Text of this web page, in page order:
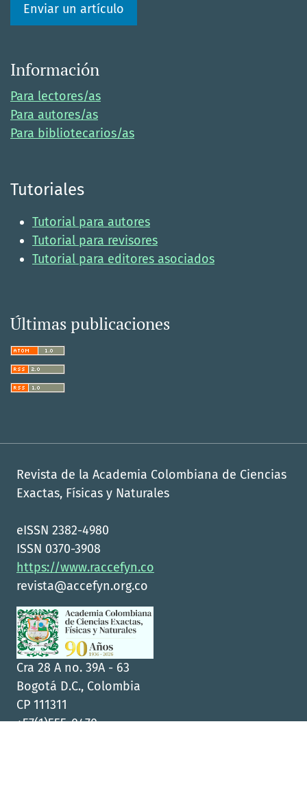
Enviar un artículo
Información
Para lectores/as
Para autores/as
Para bibliotecarios/as
Tutoriales
Tutorial para autores
Tutorial para revisores
Tutorial para editores asociados
Últimas publicaciones
Revista de la Academia Colombiana de Ciencias
Exactas, Físicas y Naturales
eISSN 2382-4980
ISSN 0370-3908
https://www.raccefyn.co
revista@accefyn.org.co
Cra 28 A no. 39A - 63
Bogotá D.C., Colombia
CP 111311
+57(1)555-0470